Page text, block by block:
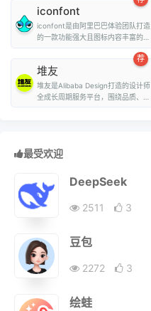
iconfont
iconfont是由阿里巴巴体验团队打造
的一款功能强大且图标内容丰富的矢
荐
堆友
堆友是Alibaba Design打造的设计师
全成长周期服务平台，围绕品质、效
最受欢迎
DeepSeek
2511 3
豆包
2272 3
绘蛙